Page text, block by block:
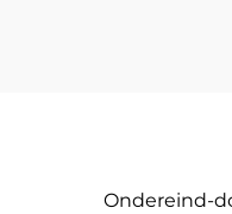
Ondereind-